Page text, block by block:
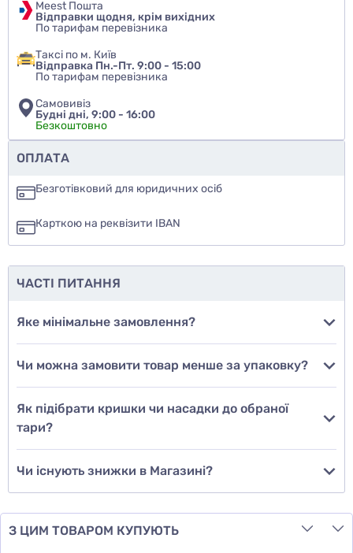
Чи рекомендуєте ви цей товар
так
ще не знаю
Додати відгук
Meest Пошта
Відправки щодня, крім вихідних
По тарифам перевізника
Таксі по м. Київ
Відправка Пн.-Пт. 9:00 - 15:00
По тарифам перевізника
Самовивіз
Будні дні, 9:00 - 16:00
Безкоштовно
ОПЛАТА
Безготівковий для юридичних осіб
Карткою на реквізити IBAN
ЧАСТІ ПИТАННЯ
Яке мінімальне замовлення?
Чи можна замовити товар менше за упаковку?
Як підібрати кришки чи насадки до обраної
тари?
Чи існують знижки в Магазині?
З ЦИМ ТОВАРОМ КУПУЮТЬ